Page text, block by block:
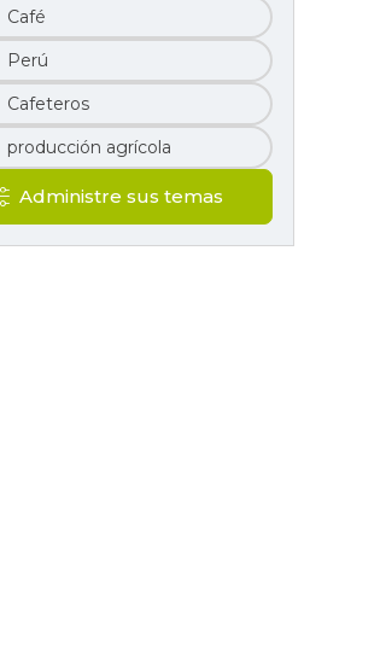
Café
Perú
Cafeteros
producción agrícola
Administre sus temas